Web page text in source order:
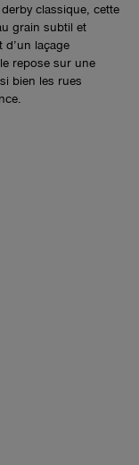
classique, cette
grain subtil et
laçage
repose sur une
bien les rues